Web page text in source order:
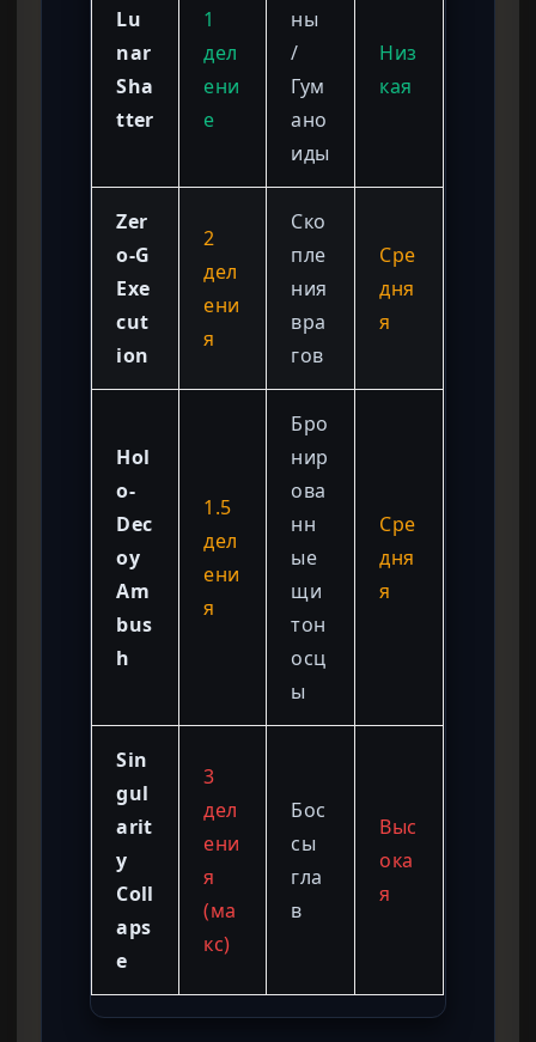
Lu
nar
Sha
tter
1
дел
ени
е
ны
/
Гум
ано
иды
Низ
кая
Zer
o-G
Exe
cut
ion
2
дел
ени
я
Ско
пле
ния
вра
гов
Сре
дня
я
Hol
o-
Dec
oy
Am
bus
h
1.5
дел
ени
я
Бро
нир
ова
нн
ые
щи
тон
осц
ы
Сре
дня
я
Sin
gul
arit
y
Coll
aps
e
3
дел
ени
я
(ма
кс)
Бос
сы
гла
в
Выс
ока
я